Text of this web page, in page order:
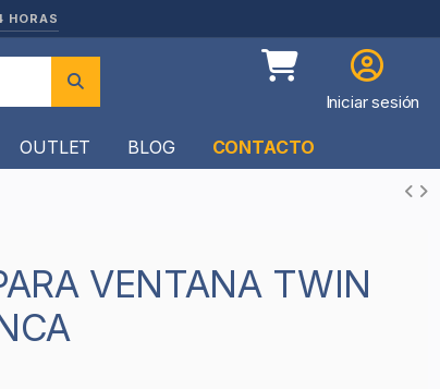
HORAS
Iniciar sesión
OUTLET BLOG CONTACTO